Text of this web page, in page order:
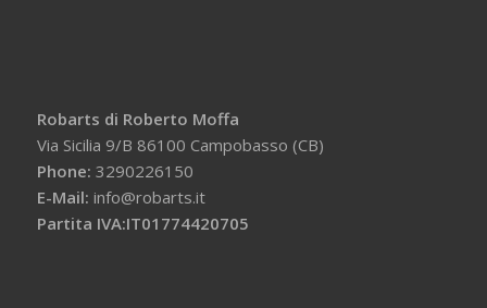
Robarts di Roberto Moffa
Via Sicilia 9/B 86100 Campobasso (CB)
Phone: 3290226150
E-Mail: info@robarts.it
Partita IVA:IT01774420705